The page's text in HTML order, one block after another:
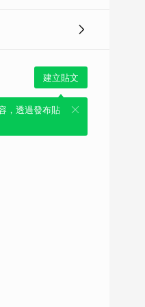
建立貼文
，透過發布貼